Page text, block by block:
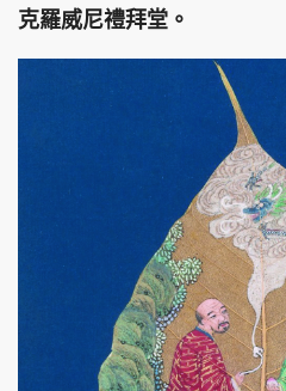
克羅威尼禮拜堂。